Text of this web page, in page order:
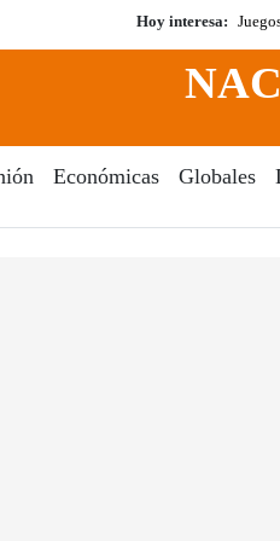
Hoy interesa:
Económicas Globales